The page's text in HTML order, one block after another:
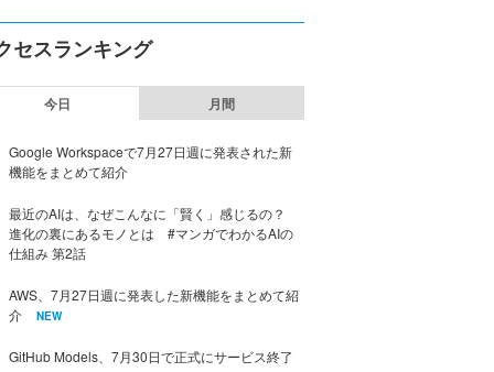
セスランキング
今日 月間
Google Workspaceで7月27日週に発表された新
機能をまとめて紹介
最近のAIは、なぜこんなに「賢く」感じるの？
進化の裏にあるモノとは #マンガでわかるAIの
仕組み 第2話
AWS、7月27日週に発表した新機能をまとめて紹
介
NEW
GitHub Models、7月30日で正式にサービス終了